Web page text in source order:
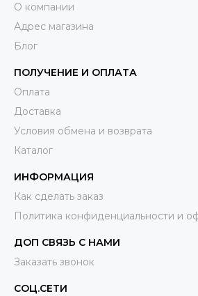
О компании
Адрес магазина
Блог
ПОЛУЧЕНИЕ И ОПЛАТА
Оплата
Доставка
Условия обмена и возврата
Каталог
ИНФОРМАЦИЯ
Как сделать заказ
Политика конфиденциальности и
ДОП СВЯЗЬ С НАМИ
Заказать звонок
СОЦ.СЕТИ